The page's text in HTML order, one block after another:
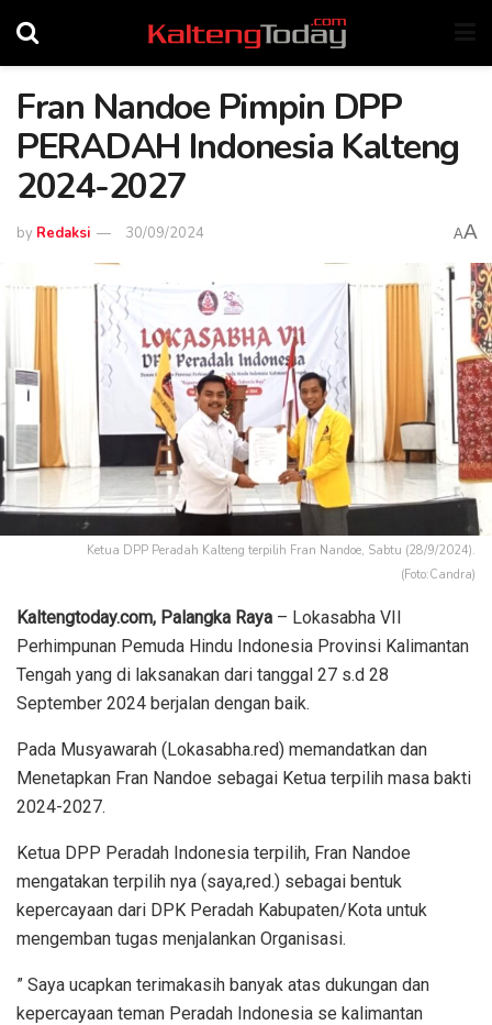
Fran Nandoe Pimpin DPP
PERADAH Indonesia Kalteng
2024-2027
by Redaksi 30/09/2024 AA
Ketua DPP Peradah Kalteng terpilih Fran Nandoe, Sabtu (28/9/2024).
(Foto:Candra)
Kaltengtoday.com, Palangka Raya – Lokasabha VII
Perhimpunan Pemuda Hindu Indonesia Provinsi Kalimantan
Tengah yang di laksanakan dari tanggal 27 s.d 28
September 2024 berjalan dengan baik.
Pada Musyawarah (Lokasabha.red) memandatkan dan
Menetapkan Fran Nandoe sebagai Ketua terpilih masa bakti
2024-2027.
Ketua DPP Peradah Indonesia terpilih, Fran Nandoe
mengatakan terpilih nya (saya,red.) sebagai bentuk
kepercayaan dari DPK Peradah Kabupaten/Kota untuk
mengemban tugas menjalankan Organisasi.
” Saya ucapkan terimakasih banyak atas dukungan dan
kepercayaan teman Peradah Indonesia se kalimantan